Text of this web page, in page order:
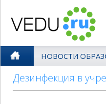
НОВОСТИ
Дезинфекция в